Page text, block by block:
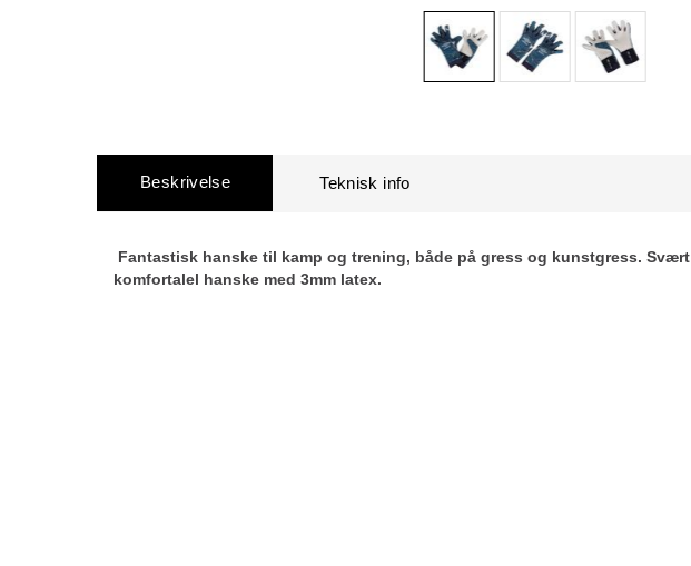
Beskrivelse
Fantastisk hanske til kamp og trening, både på gress og kunstgress. Svært
komfortalel hanske med 3mm latex.